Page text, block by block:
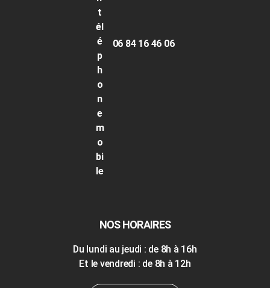
06 84 16 46 06
NOS HORAIRES
Du lundi au jeudi : de 8h à 16h
Et le vendredi : de 8h à 12h